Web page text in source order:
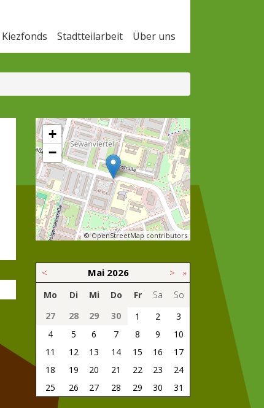
Kiezfonds Stadtteilarbeit Über uns
+
−
© OpenStreetMap contributors
< Mai 2026 > »
Mo Di Mi Do Fr Sa
So
27
28 29 30 1 2
3
4
5 6 7 8 9
10
11
12 13 14 15 16
17
18
19 20 21 22 23
24
25
26 27 28 29 30 31